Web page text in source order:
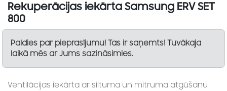
Rekuperācijas iekārta Samsung ERV SET
800
Paldies par pieprasījumu! Tas ir saņemts! Tuvākaja
laikā mēs ar Jums sazināsimies.
Ventilācijas iekārta ar siltuma un mitruma atgūšanu